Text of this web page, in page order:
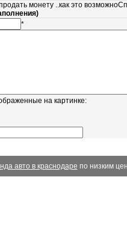
монету ..как это
*
на картинке:
авто в краснодаре по низким